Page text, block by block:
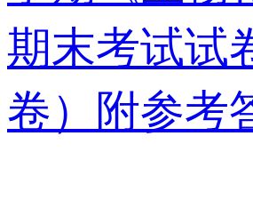
期末考试试
卷）附参考